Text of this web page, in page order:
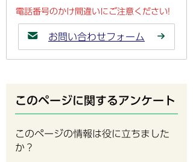
電話番号のかけ間違いにご注意ください!
お問い合わせフォーム
このページに関するアンケート
このページの情報は役に立ちました
か？